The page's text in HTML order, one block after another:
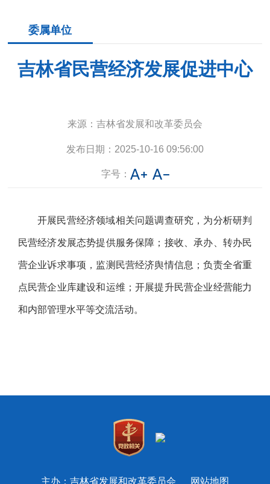
委属单位
吉林省民营经济发展促进中心
来源： 吉林省发展和改革委员会
发布日期： 2025-10-16 09:56:00
字号：
开展民营经济领域相关问题调查研究，为分析研判
民营经济发展态势提供服务保障；接收、承办、转办民
营企业诉求事项，监测民营经济舆情信息；负责全省重
点民营企业库建设和运维；开展提升民营企业经营能力
和内部管理水平等交流活动。
主办：吉林省发展和改革委员会 网站地图